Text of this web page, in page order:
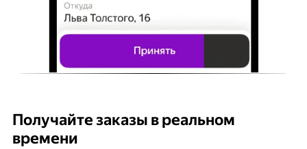
Получайте заказы в реальном
времени